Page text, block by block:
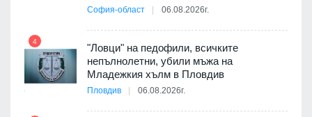
София-област 06.08.2026г.
4
"Ловци" на педофили, всичките
непълнолетни, убили мъжа на
Младежкия хълм в Пловдив
Пловдив 06.08.2026г.